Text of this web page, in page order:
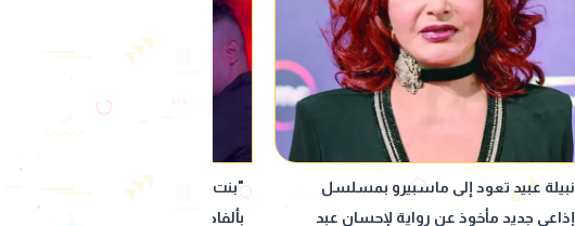
"بنت كـ ـلب وخاينة".. حمو بيكا يثير الجدل
بألفاظ خارجة على المسرح
"سمعني صوتك".. تعاون جديد بين
الشافعي ويونس مرسي